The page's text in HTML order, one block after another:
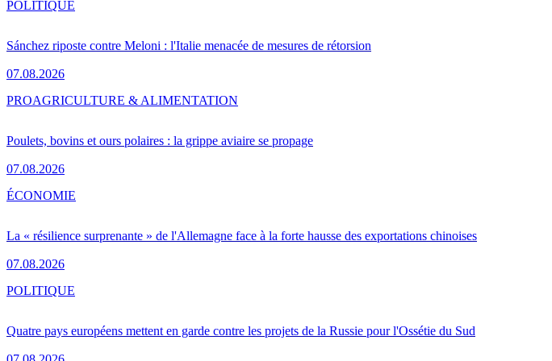
Sánchez riposte contre Meloni : l'Italie menacée de mesures de rétorsion
07.08.2026
POLITIQUE
Poulets, bovins et ours polaires : la grippe aviaire se propage
07.08.2026
PROAGRICULTURE & ALIMENTATION
La « résilience surprenante » de l'Allemagne face à la forte hausse des exportations chinoises
07.08.2026
ÉCONOMIE
Quatre pays européens mettent en garde contre les projets de la Russie pour l'Ossétie du Sud
POLITIQUE